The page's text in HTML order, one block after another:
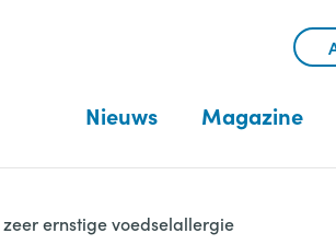
Nieuws Magazine
ernstige voedselallergie